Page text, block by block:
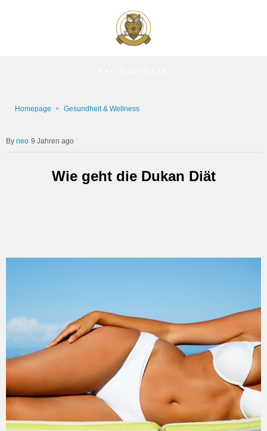
Homepage Gesundheit & Wellness
neo 9 Jahren ago
Wie geht die Dukan Diät